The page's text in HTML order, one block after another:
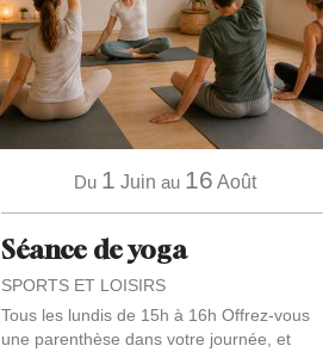
Du 1 Juin au 16 Août
Séance de yoga
SPORTS ET LOISIRS
Tous les lundis de 15h à 16h Offrez-vous
une parenthèse dans votre journée, et